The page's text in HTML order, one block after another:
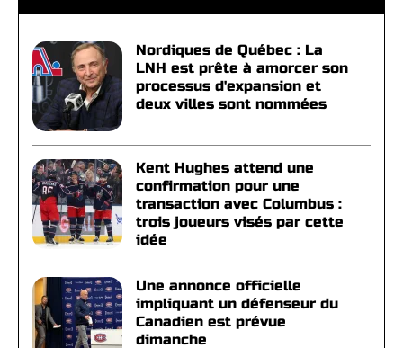
Nordiques de Québec : La
LNH est prête à amorcer son
processus d'expansion et
deux villes sont nommées
Kent Hughes attend une
confirmation pour une
transaction avec Columbus :
trois joueurs visés par cette
idée
Une annonce officielle
impliquant un défenseur du
Canadien est prévue
dimanche